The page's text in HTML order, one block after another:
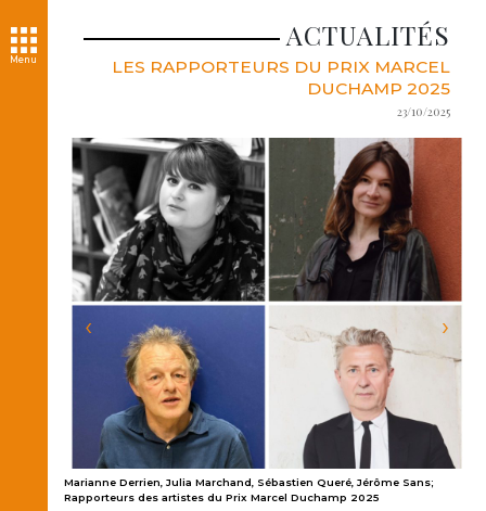
Menu
ACTUALITÉS
LES RAPPORTEURS DU PRIX MARCEL
DUCHAMP 2025
23/10/2025
Marianne Derrien, Julia Marchand, Sébastien Queré, Jérôme Sans;
Rapporteurs des artistes du Prix Marcel Duchamp 2025
‹ ›